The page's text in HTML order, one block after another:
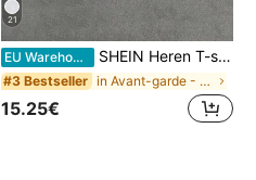
21
EU Warehouse SHEIN Heren T-shirt met contrasterende kleurenprint, ronde hals, korte mouwen en standaard pasvorm
#3 Bestseller in Avant-garde - Street Casual Heren T-shirts
15.25€